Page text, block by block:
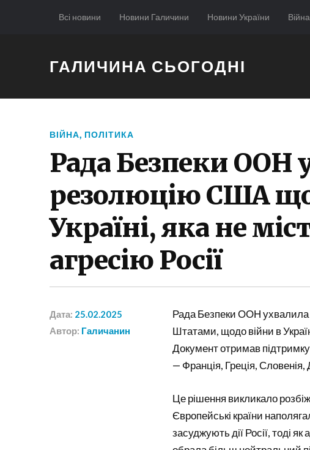
Всі новини Новини Галичини Новини України Війна
ГАЛИЧИНА СЬОГОДНІ
ВІЙНА, ПОЛІТИКА
Рада Безпеки ООН
резолюцію США
Україні, яка не
агресію Росії
Дата: 25.02.2025
Автор: Галичанин
Рада Безпеки ООН
Штатами, щодо війни в
Документ отримав підтримку
— Франція, Греція,
Це рішення викликало
Європейські країни
засуджують дії Росії, тоді